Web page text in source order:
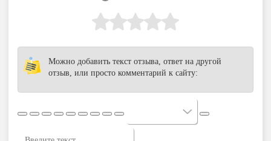
Можно добавить текст отзыва, ответ на другой
отзыв, или просто комментарий к сайту: